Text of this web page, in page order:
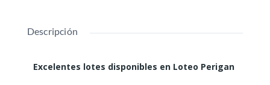
Descripción
Excelentes lotes disponibles en Loteo Perigan